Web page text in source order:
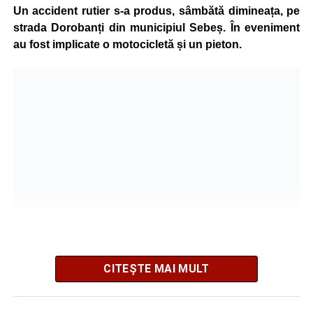
îngrijiri medicale de specialitate.
Motociclistul a fost testat cu aparatul etilotest, rezultatul
Un accident rutier s-a produs, sâmbătă dimineața, pe
strada Dorobanți din municipiul Sebeș. În eveniment
au fost implicate o motocicletă și un pieton.
Potrivit informațiilor transmise de pompieri, o femeie de 66
de ani, din municipiul Sebeș, a fost găsită inconștientă în
CITEȘTE MAI MULT